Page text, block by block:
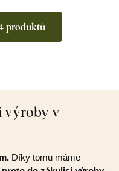
produktů
výroby v
Díky tomu máme